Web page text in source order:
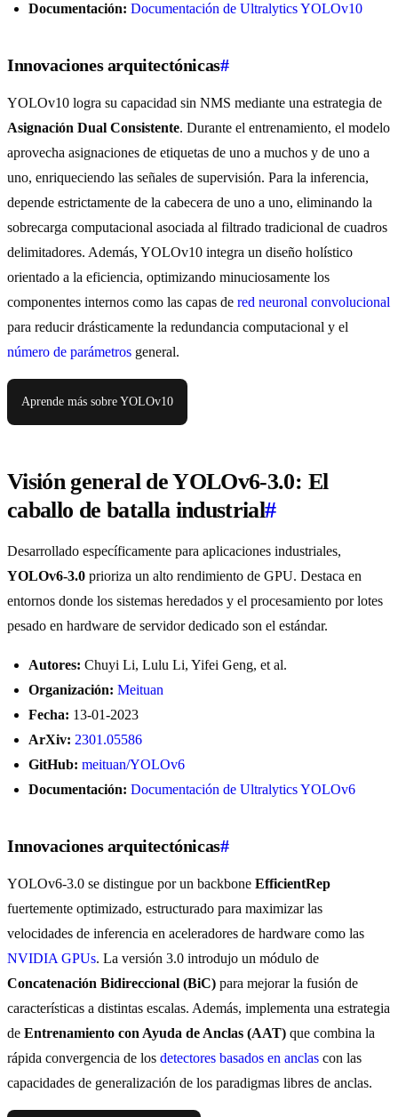
Documentación: Documentación de Ultralytics YOLOv10
Innovaciones arquitectónicas#
YOLOv10 logra su capacidad sin NMS mediante una estrategia de
Asignación Dual Consistente. Durante el entrenamiento, el modelo
aprovecha asignaciones de etiquetas de uno a muchos y de uno a
uno, enriqueciendo las señales de supervisión. Para la inferencia,
depende estrictamente de la cabecera de uno a uno, eliminando la
sobrecarga computacional asociada al filtrado tradicional de cuadros
delimitadores. Además, YOLOv10 integra un diseño holístico
orientado a la eficiencia, optimizando minuciosamente los
componentes internos como las capas de red neuronal convolucional
para reducir drásticamente la redundancia computacional y el
número de parámetros general.
Aprende más sobre YOLOv10
Visión general de YOLOv6-3.0: El
caballo de batalla industrial#
Desarrollado específicamente para aplicaciones industriales,
YOLOv6-3.0 prioriza un alto rendimiento de GPU. Destaca en
entornos donde los sistemas heredados y el procesamiento por lotes
pesado en hardware de servidor dedicado son el estándar.
Autores: Chuyi Li, Lulu Li, Yifei Geng, et al.
Organización: Meituan
Fecha: 13-01-2023
ArXiv: 2301.05586
GitHub: meituan/YOLOv6
Documentación: Documentación de Ultralytics YOLOv6
Innovaciones arquitectónicas#
YOLOv6-3.0 se distingue por un backbone EfficientRep
fuertemente optimizado, estructurado para maximizar las
velocidades de inferencia en aceleradores de hardware como las
NVIDIA GPUs. La versión 3.0 introdujo un módulo de
Concatenación Bidireccional (BiC) para mejorar la fusión de
características a distintas escalas. Además, implementa una estrategia
de Entrenamiento con Ayuda de Anclas (AAT) que combina la
rápida convergencia de los detectores basados en anclas con las
capacidades de generalización de los paradigmas libres de anclas.